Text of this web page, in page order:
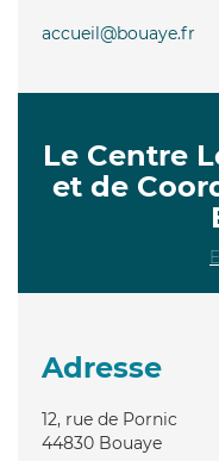
accueil@bouaye.fr
Le Centre
et de
Adresse
12, rue de Pornic
44830 Bouaye